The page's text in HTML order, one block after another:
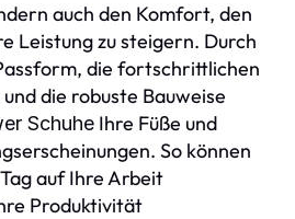
auch den Komfort, den
Leistung zu steigern. Durch
die fortschrittlichen
die robuste Bauweise
Schuhe Ihre Füße und
So können
auf Ihre Arbeit
Produktivität